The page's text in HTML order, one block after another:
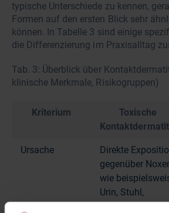
typische Unterschiede zu kennen,
Formen auf den ersten Blick sehr
können. In Tabelle 3 sind einige
die Differenzierung im Praxisalltag
Tab. 3: Überblick über
klinische Merkmale, Risikogruppen)
Kriterium
Toxische
Ursache
Direkte
gegenüber
wie
Urin, Stuhl,
Schweiß oder